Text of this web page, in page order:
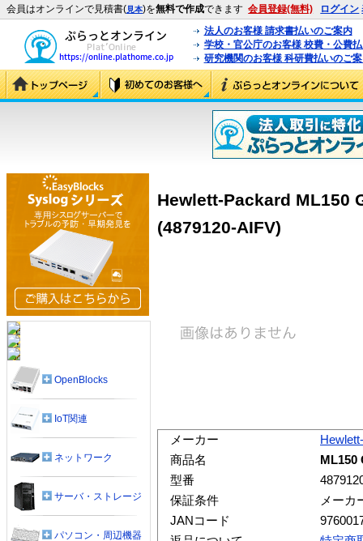
会員はオンラインで見積書(見本)を無料で作成できます 会員登録(無料) ログイン
法人のお客様 請求書払いのご案内
学校・官公庁のお客様 校費・公費
研究機関のお客様 科研費払いのご
Hewlett-Packard ML150
(4879120-AIFV)
メーカー
商品名
ML150
型番
保証条件
メーカ
JANコード
OpenBlocks
IoT関連
ネットワーク
サーバ・ストレージ
パソコン・周辺機器